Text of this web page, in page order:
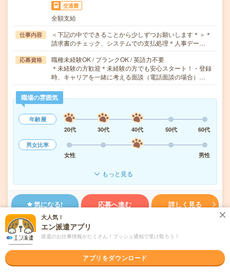
交通費
全額支給
仕事内容
＜下記の中でできることから少しずつお願いします＊＞＊
請求書のチェック、システムでの支払処理＊人事デー…
応募資格
職種未経験OK / ブランクOK / 英語力不要
＊未経験の方歓迎＊未経験の方でも安心スタート！・登録
時、キャリアを一緒に考える面談（電話面談の場合）…
職場の雰囲気
年齢層
20代
30代 40代 50代
60代
男女比率
女性
男性
もっと見る
気になる! 応募へ進む 詳しく見る
派遣会社 パーソルテンプスタッフ株式会社 （旧テンプスタッフ株式会社）
未読
大人気！
エン派遣アプリ
派遣のお仕事情報がたくさん！プッシュ通知で受け取ろう！
アプリをダウンロード